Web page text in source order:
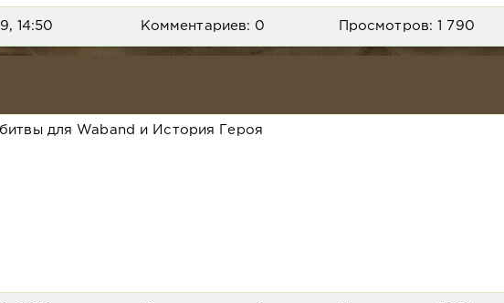
14:50 Комментариев: 0 Просмотров: 1 790
для Waband и История Героя